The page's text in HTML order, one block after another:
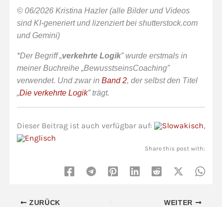
© 06/2026 Kristina Hazler (alle Bilder und Videos
sind KI-generiert und lizenziert bei shutterstock.com
und Gemini)
*Der Begriff „verkehrte Logik” wurde erstmals in
meiner Buchreihe „BewusstseinsCoaching”
verwendet. Und zwar in Band 2, der selbst den Titel
„Die verkehrte Logik” trägt.
Dieser Beitrag ist auch verfügbar auf:
Share this post with:
ZURÜCK WEITER